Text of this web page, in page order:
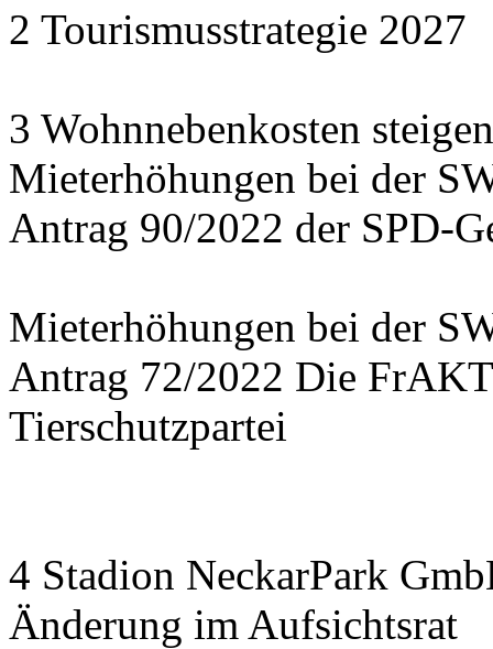
2 Tourismusstrategie 2027
3 Wohnnebenkosten
Mieterhöhungen bei der
Antrag 90/2022 der SPD-
Mieterhöhungen bei der
Antrag 72/2022 Die
Tierschutzpartei
4 Stadion NeckarPark
Änderung im Aufsichtsrat